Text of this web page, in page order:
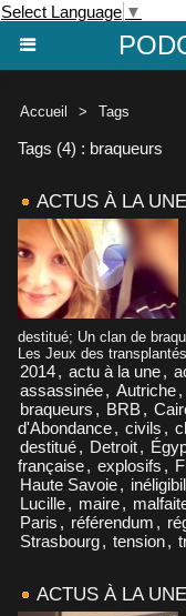
Select Language ▼
Accueil > Tags
Tags (4) : braqueurs
ACTUS À LA
destitué; Un clan de
Les Jeux des
2014, actu à la une,
assassinée, Autriche,
braqueurs , BRB,
d'Abondance, civils ,
destitué, Detroit,
française, explosifs ,
Haute Savoie,
Lucille, maire,
Paris , référendum ,
Strasbourg, tension,
ACTUS À LA